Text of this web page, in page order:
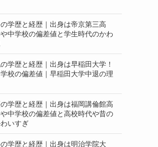
学歴と経歴｜出身は帝京第三高
中学校の偏差値と学生時代のかわ
学歴と経歴｜出身は早稲田大学！
校の偏差値｜早稲田大学中退の理
学歴と経歴｜出身は福岡講倫館高
中学校の偏差値と高校時代や昔の
いすぎ
学歴と経歴｜出身は明治学院大